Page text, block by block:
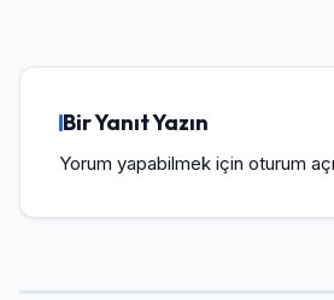
Bir Yanıt Yazın
Yorum yapabilmek için oturum